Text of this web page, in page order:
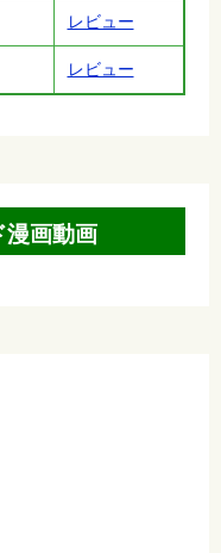
レビュー
レビュー
漫画動画